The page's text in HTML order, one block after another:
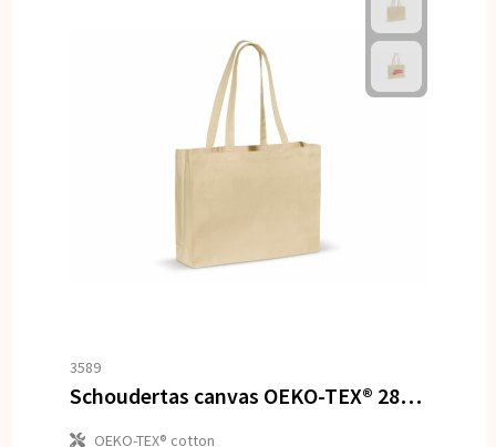
3589
Schoudertas canvas OEKO-TEX® 280g/m² 45x10x33cm
OEKO-TEX® cotton